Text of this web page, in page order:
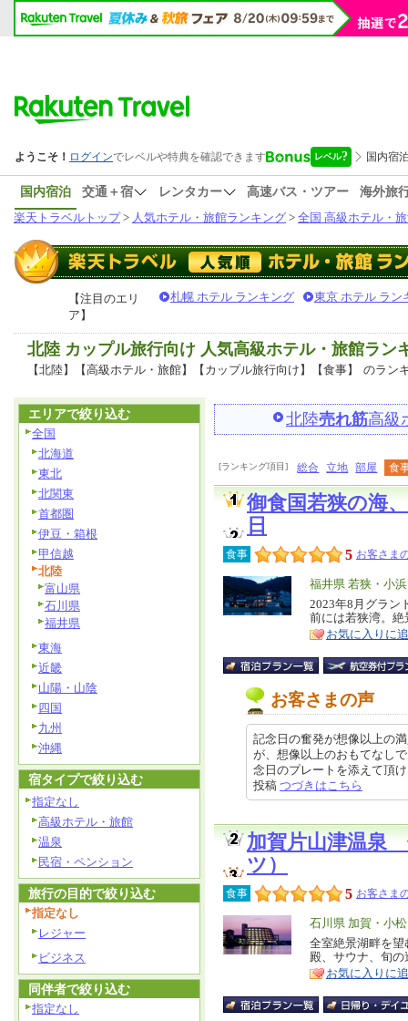
国内宿泊 交通＋宿 レンタカー 高速バス・ツアー
海外旅
楽天トラベルトップ> 人気ホテル・旅館ランキング > 全国 高級ホテル・
【注目のエリ
ア】
札幌 ホテル ランキング 東京 ホテル ラン
北陸 カップル旅行向け 人気高級ホテル・旅館ラン
【北陸】【高級ホテル・旅館】【カップル旅行向け】【食事】 のラン
北陸売れ筋高級
[ランキング項目] 総合 立地 部屋 食
御食国若狭の海
日
食事 5 お客さま
エ
リ
ア
福井県 若狭・小
特
徴
2023年8月グラン
前には若狭湾。
お気に入りに
お客さまの声
記念日の奮発が想像以上の
が、想像以上のおもてなし
念日のプレートを添えて頂
投稿 つづきはこちら
加賀片山津温泉
ツ）
食事 5 お客さま
エ
リ
ア
石川県 加賀・小
特
徴
全室絶景湖畔を
殿、サウナ、旬
お気に入りに
エリアで絞り込む
全国
北海道
東北
北関東
首都圏
伊豆・箱根
甲信越
北陸
富山県
石川県
福井県
東海
近畿
山陽・山陰
四国
九州
沖縄
宿タイプで絞り込む
指定なし
高級ホテル・旅館
温泉
民宿・ペンション
旅行の目的で絞り込む
指定なし
レジャー
ビジネス
同伴者で絞り込む
指定なし